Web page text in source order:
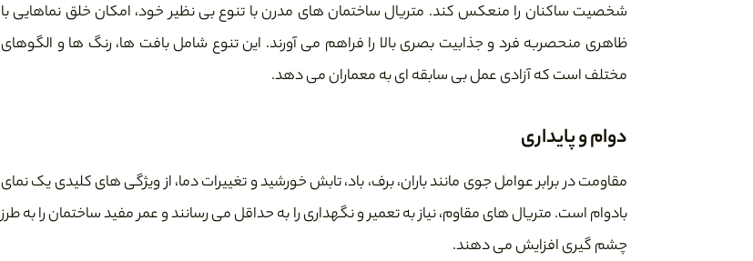
شخصیت ساکنان را منعکس کند. متریال ساختمان های مدرن با تنوع بی نظیر خود، امکان خلق نماهایی با
ظاهری منحصربه فرد و جذابیت بصری بالا را فراهم می آورند. این تنوع شامل بافت ها، رنگ ها و الگوهای
مختلف است که آزادی عمل بی سابقه ای به معماران می دهد.
دوام و پایداری
مقاومت در برابر عوامل جوی مانند باران، برف، باد، تابش خورشید و تغییرات دما، از ویژگی های کلیدی یک نمای
بادوام است. متریال های مقاوم، نیاز به تعمیر و نگهداری را به حداقل می رسانند و عمر مفید ساختمان را به طرز
چشم گیری افزایش می دهند.